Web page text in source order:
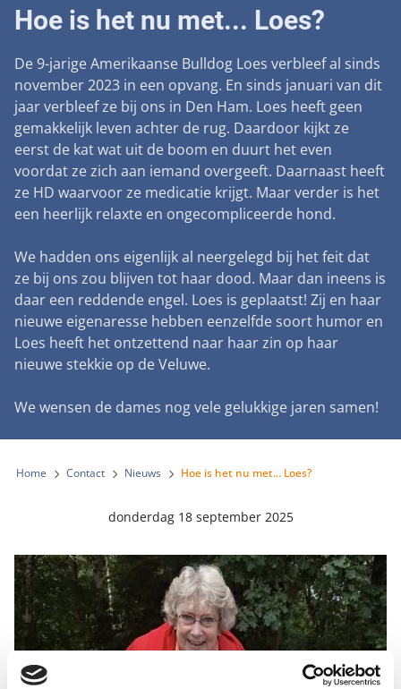
Landelijke registratie bijtincidenten
Landelijk vuurwerkverbod
Verplichte pre-aanschaf cursus
Gemeentelijk meldpunt bijtincidenten
Voldoende veilige losloopgebieden
Verbod op fokken met kortsnuitige honden
Bescherming tegen grasaren
Lezingen
Symposium Gemeentelijk Dierenbeleid
Teken onze petitie
Steun als bedrijf
Adopteer een seniorhond
Sponsor een seniorhond
Schenk met belastingvoordeel
Steun als vrijwilliger
Honden voor Honden Loop
Vraag een donatiebox aan
Wat wij doen
Onze organisatie
Samenwerking
Bekende vrienden
Jaarverslag
Vacatures
Donateursmagazine Hond
Onze successen voor honden
Pers
Nieuws
Veelgestelde vragen
Melding hondenleed
Nieuwsbrief
Incassodata
Zoeken
Hoe is het nu met... Loes?
De 9-jarige Amerikaanse Bulldog Loes verbleef al sinds
november 2023 in een opvang. En sinds januari van dit
jaar verbleef ze bij ons in Den Ham. Loes heeft geen
gemakkelijk leven achter de rug. Daardoor kijkt ze
eerst de kat wat uit de boom en duurt het even
voordat ze zich aan iemand overgeeft. Daarnaast heeft
ze HD waarvoor ze medicatie krijgt. Maar verder is het
een heerlijk relaxte en ongecompliceerde hond.
We hadden ons eigenlijk al neergelegd bij het feit dat
ze bij ons zou blijven tot haar dood. Maar dan ineens is
daar een reddende engel. Loes is geplaatst! Zij en haar
nieuwe eigenaresse hebben eenzelfde soort humor en
Loes heeft het ontzettend naar haar zin op haar
nieuwe stekkie op de Veluwe.
We wensen de dames nog vele gelukkige jaren samen!
Home Contact Nieuws Hoe is het nu met... Loes?
donderdag 18 september 2025